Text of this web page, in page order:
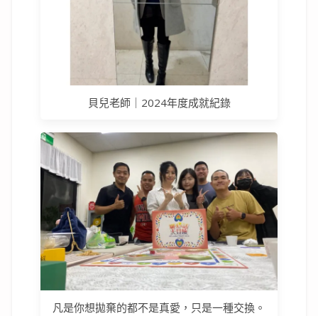
貝兒老師｜2024年度成就紀錄
凡是你想拋棄的都不是真愛，只是一種交換。